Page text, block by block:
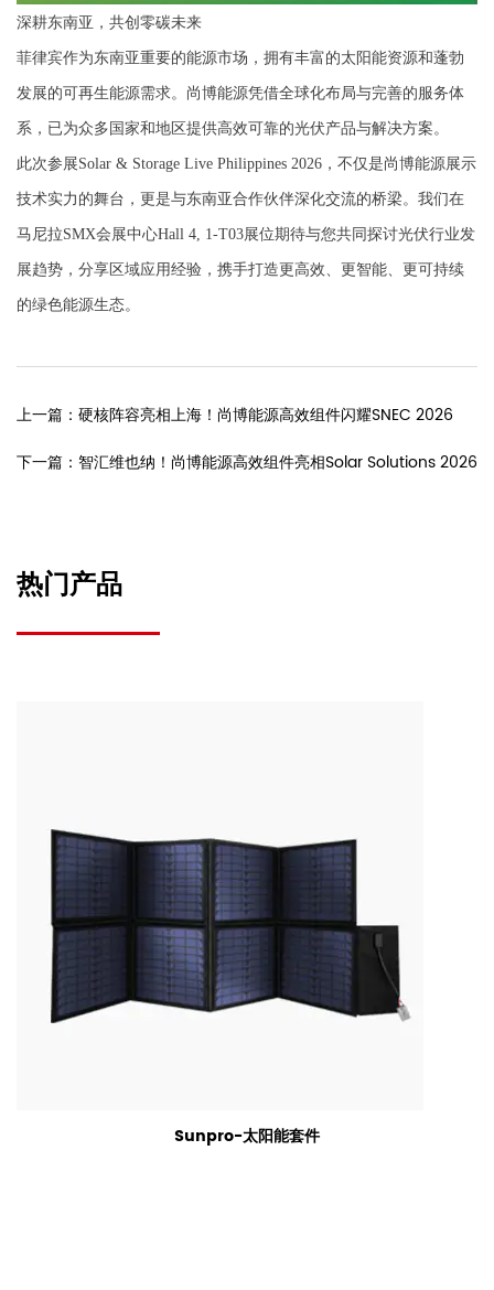
深耕东南亚，共创零碳未来
菲律宾作为东南亚重要的能源市场，拥有丰富的太阳能资源和蓬勃
发展的可再生能源需求。尚博能源凭借全球化布局与完善的服务体
系，已为众多国家和地区提供高效可靠的光伏产品与解决方案。
此次参展Solar & Storage Live Philippines 2026，不仅是尚博能源展示
技术实力的舞台，更是与东南亚合作伙伴深化交流的桥梁。我们在
马尼拉SMX会展中心Hall 4, 1-T03展位期待与您共同探讨光伏行业发
展趋势，分享区域应用经验，携手打造更高效、更智能、更可持续
的绿色能源生态。
上一篇：硬核阵容亮相上海！尚博能源高效组件闪耀SNEC 2026
下一篇：智汇维也纳！尚博能源高效组件亮相Solar Solutions 2026
热门产品
Sunpro-太阳能套件